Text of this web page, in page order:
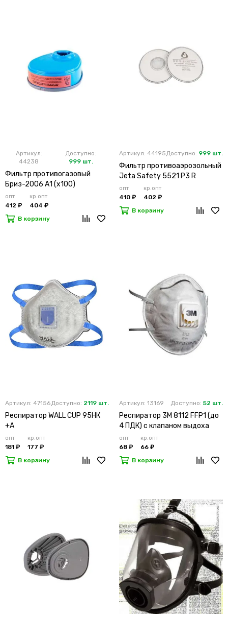
Артикул:
44238
Доступно:
999 шт.
Фильтр противогазовый
Бриз-2006 А1 (х100)
опт
412 ₽
кр.опт
404 ₽
В корзину
Артикул: 44195Доступно: 999 шт.
Фильтр противоаэрозольный
Jeta Safety 5521 P3 R
(х2х100)
опт
410 ₽
кр.опт
402 ₽
В корзину
Артикул: 47156Доступно: 2119 шт.
Респиратор WALL CUP 95HК
+А
опт
181 ₽
кр.опт
177 ₽
В корзину
Артикул: 13169 Доступно: 52 шт.
Респиратор 3М 8112 FFP1 (до
4 ПДК) с клапаном выдоха
опт
68 ₽
кр.опт
66 ₽
В корзину